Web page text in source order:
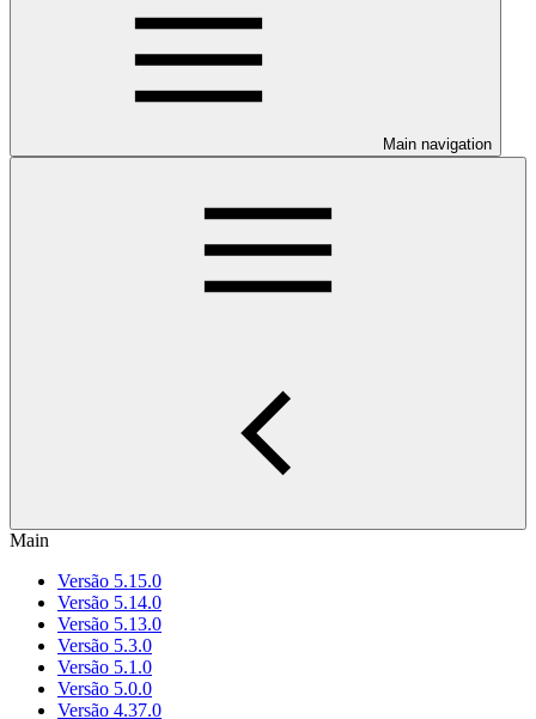
Main navigation
Main
Versão 5.15.0
Versão 5.14.0
Versão 5.13.0
Versão 5.3.0
Versão 5.1.0
Versão 5.0.0
Versão 4.37.0